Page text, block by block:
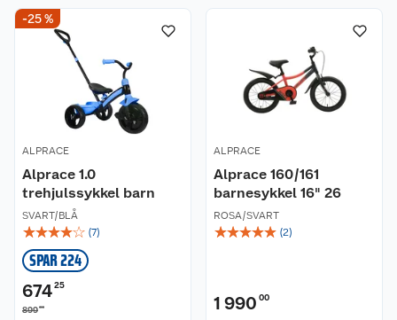
-25 %
ALPRACE
Alprace 1.0
trehjulssykkel barn
SVART/BLÅ
☆☆☆☆☆ (7)
SPAR 224
67425
89900
ALPRACE
Alprace 160/161
barnesykkel 16" 26
ROSA/SVART
☆☆☆☆☆ (2)
1 990 00